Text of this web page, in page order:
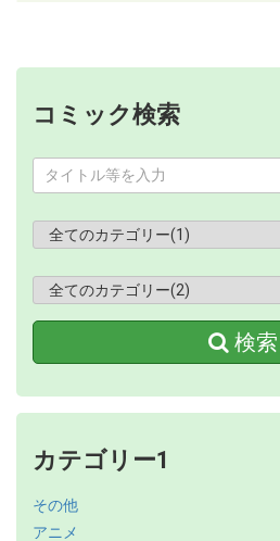
コミック検索
検索
カテゴリー1
その他
アニメ